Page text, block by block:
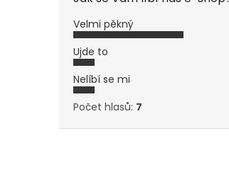
Velmi pěkný
Ujde to
Nelíbí se mi
Počet hlasů: 7